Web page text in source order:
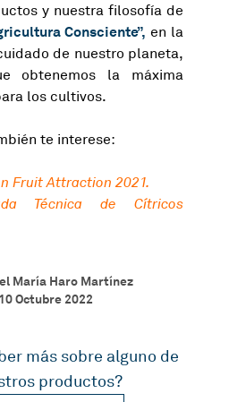
y nuestra filosofía de
Consciente”, en la
de nuestro planeta,
obtenemos la máxima
los cultivos.
te interese:
Fruit Attraction 2021.
Técnica de Cítricos
María Haro Martínez
10 Octubre 2022
más sobre alguno de
productos?